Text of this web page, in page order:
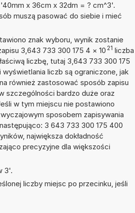
x 36cm x 32dm = ? cm^3'.
muszą pasować do siebie i mieć
znak wyboru, wynik zostanie
3,643 733 300 175 4 × 10 21 liczba
liczbę, tutaj 3,643 733 300 175
liczb są ograniczone, jak
również zastosować sposób zapisu
szczególności bardzo duże oraz
w tym miejscu nie postawiono
sposobem zapisywania
3 643 733 300 175 400
największa dokładność
precyzyjne dla większości
3'.
liczby miejsc po przecinku, jeśli